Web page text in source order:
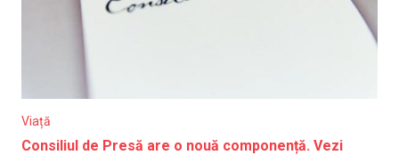
Viață
Consiliul de Presă are o nouă componență. Vezi